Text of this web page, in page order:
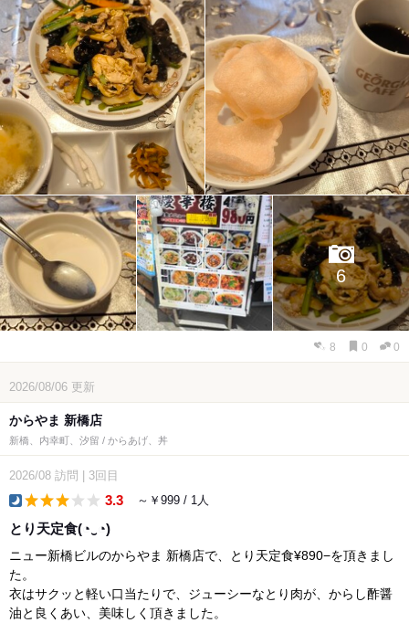
6
8 0 0
2026/08/06 更新
からやま 新橋店
新橋、内幸町、汐留 / からあげ、丼
2026/08 訪問 3回目
3.3 ～￥999 / 1人
とり天定食(⁠◔⁠‿⁠◔⁠)
ニュー新橋ビルのからやま 新橋店で、とり天定食¥890−を頂きまし
た。
衣はサクッと軽い口当たりで、ジューシーなとり肉が、からし酢醤
油と良くあい、美味しく頂きました。